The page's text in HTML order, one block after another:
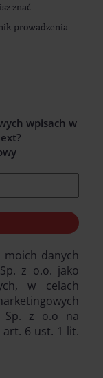
znać
prowadzenia
wpisach w
moich danych
z o.o. jako
w celach
Sp. z o.o na
6 ust. 1 lit.